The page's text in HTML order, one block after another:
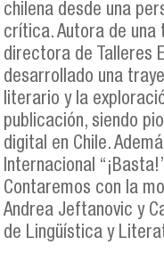
chilena desde una
crítica. Autora de
directora de Talleres
desarrollado una
literario y la
publicación, siendo
digital en Chile.
Internacional
Contaremos con la
Andrea Jeftanovic y
de Lingüística y